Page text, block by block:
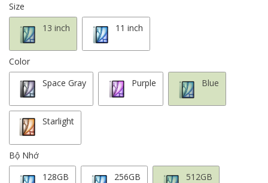
Size
13 inch
11 inch
Color
Space Gray
Purple Blue
Starlight
Bộ Nhớ
128GB
256GB 512GB